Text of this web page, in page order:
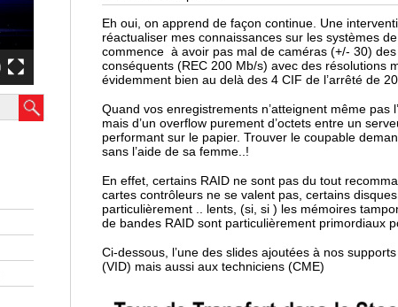
Eh oui, on apprend de façon continue. Une
réactualiser mes connaissances sur les systèmes
commence à avoir pas mal de caméras (+/- 30)
conséquents (REC 200 Mb/s) avec des résolutions
évidemment bien au delà des 4 CIF de l’arrêté de
Quand vos enregistrements n’atteignent même pas
mais d’un overflow purement d’octets entre un
performant sur le papier. Trouver le coupable
sans l’aide de sa femme..!
En effet, certains RAID ne sont pas du tout
cartes contrôleurs ne se valent pas, certains
particulièrement .. lents, (si, si ) les mémoires
de bandes RAID sont particulièrement primordiaux
Ci-dessous, l’une des slides ajoutées à nos
(VID) mais aussi aux techniciens (CME)